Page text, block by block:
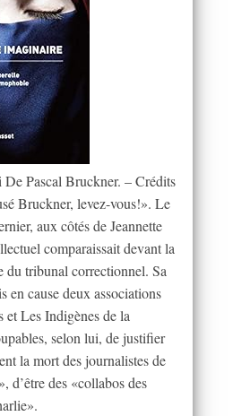
De Pascal Bruckner. – Crédits
Bruckner, levez-vous!». Le
aux côtés de Jeannette
comparaissait devant la
tribunal correctionnel. Sa
en cause deux associations
Les Indigènes de la
selon lui, de justifier
la mort des journalistes de
d’être des «collabos des